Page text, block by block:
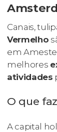
Canais,
Vermelho
em
melhores
atividades
O que
A capital